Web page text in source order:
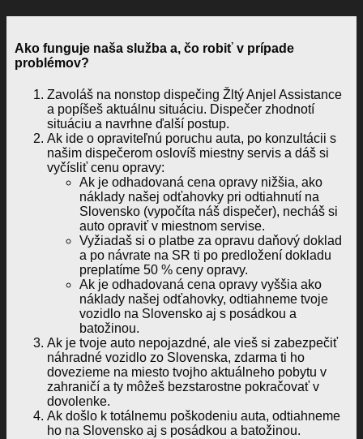
Ako funguje naša služba a, čo robiť v prípade
problémov?
Zavoláš na nonstop dispečing Žltý Anjel Assistance
a popíšeš aktuálnu situáciu. Dispečer zhodnotí
situáciu a navrhne ďalší postup.
Ak ide o opraviteľnú poruchu auta, po konzultácii s
našim dispečerom oslovíš miestny servis a dáš si
vyčísliť cenu opravy:
Ak je odhadovaná cena opravy nižšia, ako
náklady našej odťahovky pri odtiahnutí na
Slovensko (vypočíta náš dispečer), necháš si
auto opraviť v miestnom servise.
Vyžiadaš si o platbe za opravu daňový doklad
a po návrate na SR ti po predložení dokladu
preplatíme 50 % ceny opravy.
Ak je odhadovaná cena opravy vyššia ako
náklady našej odťahovky, odtiahneme tvoje
vozidlo na Slovensko aj s posádkou a
batožinou.
Ak je tvoje auto nepojazdné, ale vieš si zabezpečiť
náhradné vozidlo zo Slovenska, zdarma ti ho
dovezieme na miesto tvojho aktuálneho pobytu v
zahraničí a ty môžeš bezstarostne pokračovať v
dovolenke.
Ak došlo k totálnemu poškodeniu auta, odtiahneme
ho na Slovensko aj s posádkou a batožinou.